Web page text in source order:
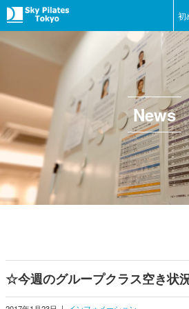
初
News
☆今週のグループクラス空き状